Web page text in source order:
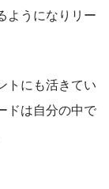
ようになりリー
トにも活きてい
ドは自分の中で